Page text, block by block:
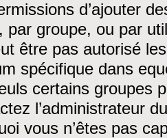
d’ajouter
par groupe, ou par
être pas autorisé
spécifique dans
certains groupes
l’administrateur
vous n’êtes pas